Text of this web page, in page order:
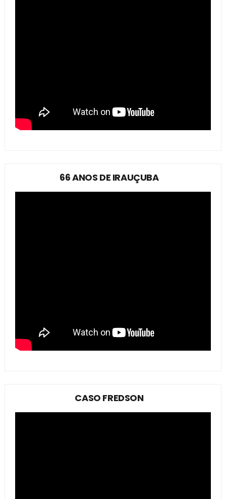
66 ANOS DE IRAUÇUBA
CASO FREDSON